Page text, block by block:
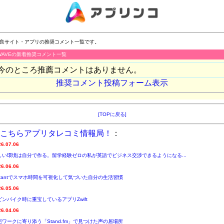
サイト・アプリの推奨コメント一覧です。
の新着推奨コメント一覧
のところ推薦コメントはありません。
推奨コメント投稿フォーム表示
[TOPに戻る]
こちらアプリタレコミ情報局！ ：
い環境は自分で作る。留学経験ゼロの私が英語でビジネス交渉できるようになる...
でスマホ時間を可視化して気づいた自分の生活習慣
ンバイク時に重宝しているアプリZwift
ワークに寄り添う「Stand.fm」で見つけた声の居場所